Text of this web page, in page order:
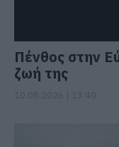
Πένθος στην
ζωή της